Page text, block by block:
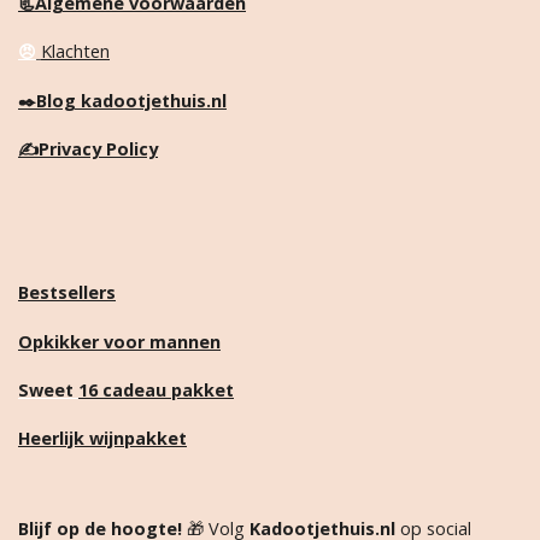
😠 Klachten
✒️Blog kadootjethuis.nl
✍️Privacy Policy
Bestsellers
Opkikker voor mannen
Sweet 16 cadeau pakket
Heerlijk wijnpakket
Blijf op de hoogte! 🎁 Volg Kadootjethuis.nl op social